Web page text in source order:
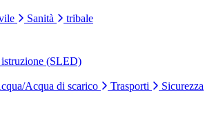
Sanità tribale
istruzione (SLED)
Acqua di scarico Trasporti
Sicurezza